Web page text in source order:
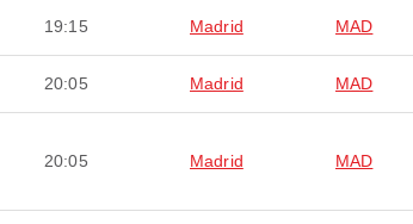
19:15 Madrid MAD
20:05 Madrid MAD
20:05 Madrid MAD